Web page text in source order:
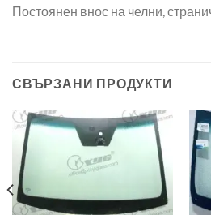
Постоянен внос на челни,
СВЪРЗАНИ ПРОДУКТИ